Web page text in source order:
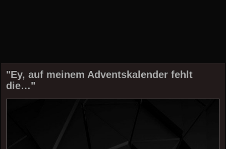
"Ey, auf meinem Adventskalender fehlt
die…"